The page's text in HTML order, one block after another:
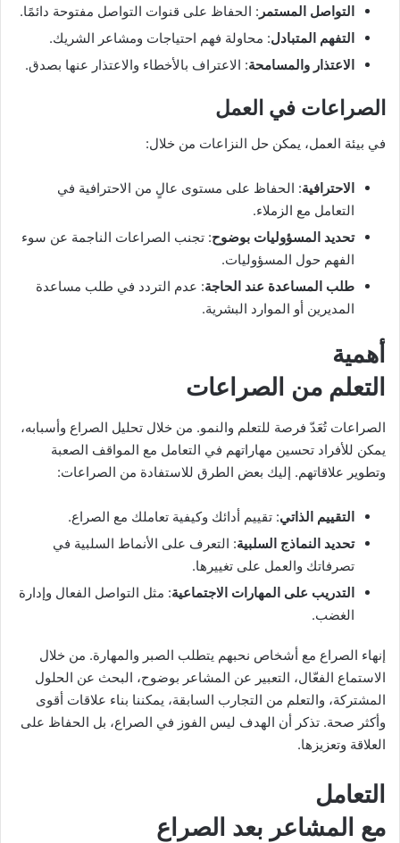
التواصل المستمر : الحفاظ على قنوات التواصل مفتوحة دائمًا.
التفهم المتبادل: محاولة فهم احتياجات ومشاعر الشريك.
الاعتذار والمسامحة: الاعتراف بالأخطاء والاعتذار عنها بصدق.
الصراعات في العمل
في بيئة العمل، يمكن حل النزاعات من خلال:
الاحترافية: الحفاظ على مستوى عالٍ من الاحترافية في
التعامل مع الزملاء.
تحديد المسؤوليات بوضوح: تجنب الصراعات الناجمة عن سوء
الفهم حول المسؤوليات.
طلب المساعدة عند الحاجة: عدم التردد في طلب مساعدة
المديرين أو الموارد البشرية.
أهمية
التعلم من الصراعات
الصراعات تُعَدّ فرصة للتعلم والنمو. من خلال تحليل الصراع وأسبابه،
يمكن للأفراد تحسين مهاراتهم في التعامل مع المواقف الصعبة
وتطوير علاقاتهم. إليك بعض الطرق للاستفادة من الصراعات:
التقييم الذاتي: تقييم أدائك وكيفية تعاملك مع الصراع.
تحديد النماذج السلبية: التعرف على الأنماط السلبية في
تصرفاتك والعمل على تغييرها.
التدريب على المهارات الاجتماعية: مثل التواصل الفعال وإدارة
الغضب.
إنهاء الصراع مع أشخاص نحبهم يتطلب الصبر والمهارة. من خلال
الاستماع الفعّال، التعبير عن المشاعر بوضوح، البحث عن الحلول
المشتركة، والتعلم من التجارب السابقة، يمكننا بناء علاقات أقوى
وأكثر صحة. تذكر أن الهدف ليس الفوز في الصراع، بل الحفاظ على
العلاقة وتعزيزها.
التعامل
مع المشاعر بعد الصراع